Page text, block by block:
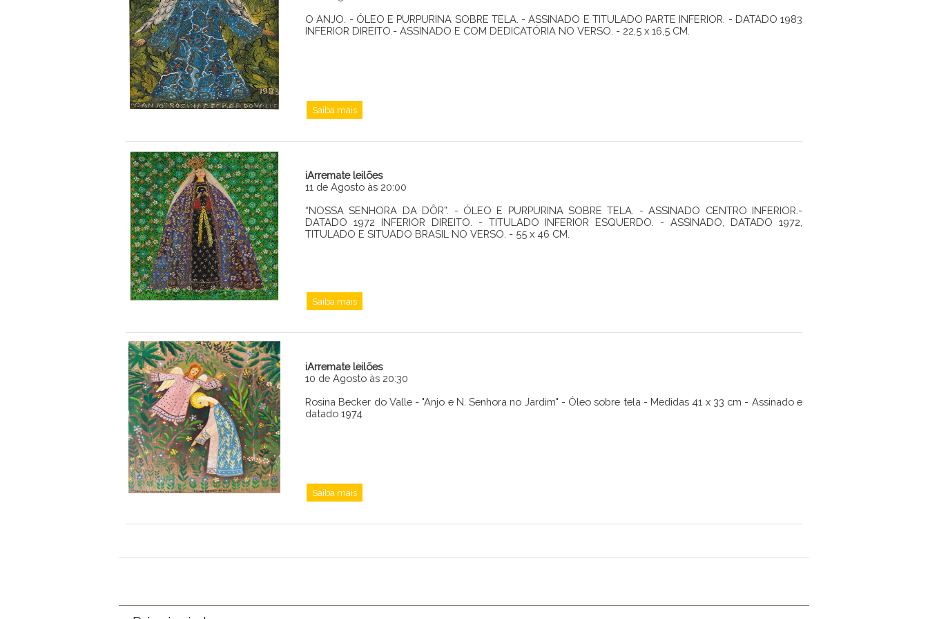
O ANJO. - ÓLEO E PURPURINA SOBRE TELA. - ASSINADO E TITULADO PARTE INFERIOR. - DATADO 1983
INFERIOR DIREITO.- ASSINADO E COM DEDICATÓRIA NO VERSO. - 22,5 x 16,5 CM.
Saiba mais
iArremate leilões
11 de Agosto às 20:00
“NOSSA SENHORA DA DÔR”. - ÓLEO E PURPURINA SOBRE TELA. - ASSINADO CENTRO INFERIOR.-
DATADO 1972 INFERIOR DIREITO. - TITULADO INFERIOR ESQUERDO. - ASSINADO, DATADO 1972,
TITULADO E SITUADO BRASIL NO VERSO. - 55 x 46 CM.
Saiba mais
iArremate leilões
10 de Agosto às 20:30
Rosina Becker do Valle - "Anjo e N. Senhora no Jardim" - Óleo sobre tela - Medidas 41 x 33 cm - Assinado e
datado 1974
Saiba mais